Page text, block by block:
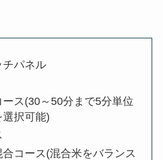
チパネル
ス(30～50分まで5分単位
択可能)
コース(混合米をバランス